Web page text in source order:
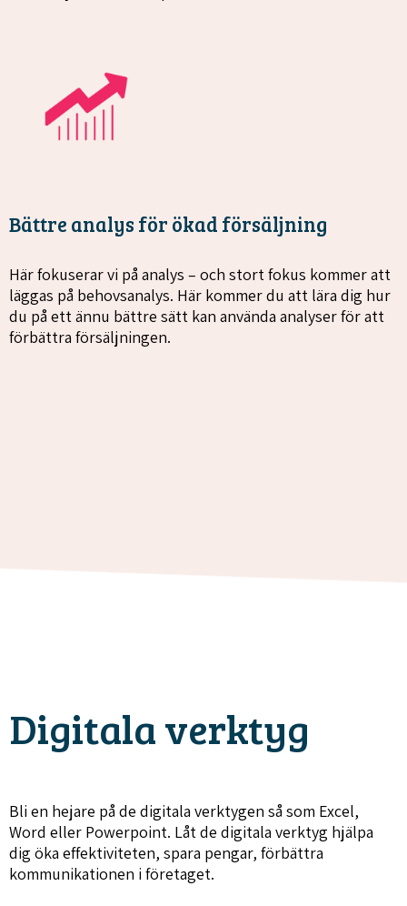
Bättre analys för ökad försäljning
Här fokuserar vi på analys – och stort fokus kommer att
läggas på behovsanalys. Här kommer du att lära dig hur
du på ett ännu bättre sätt kan använda analyser för att
förbättra försäljningen.
Digitala verktyg
Bli en hejare på de digitala verktygen så som Excel,
Word eller Powerpoint. Låt de digitala verktyg hjälpa
dig öka effektiviteten, spara pengar, förbättra
kommunikationen i företaget.